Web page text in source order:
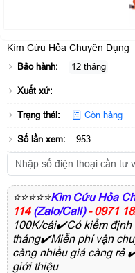
Kìm Cứu Hỏa Chuyên Dụng
Bảo hành: 12 tháng
Xuất xứ:
Trạng thái: Còn hàng
Số lần xem: 953
⭐⭐⭐⭐⭐Kìm Cứu Hỏa
114 (Zalo/Call) - 0971
100K/cái✔️Có kiểm
tháng✔️Miễn phí vận
càng nhiều giá càng rẻ
giới thiệu